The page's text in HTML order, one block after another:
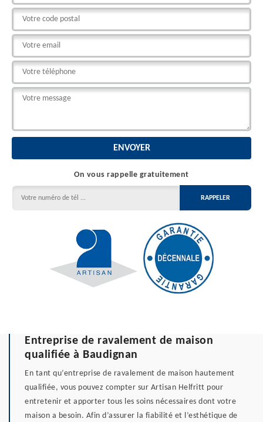
On vous rappelle gratuitement
Entreprise de ravalement de maison
qualifiée à Baudignan
En tant qu’entreprise de ravalement de maison hautement
qualifiée, vous pouvez compter sur Artisan Helfritt pour
entretenir et apporter tous les soins nécessaires dont votre
maison a besoin. Afin d’assurer la fiabilité et l’esthétique de